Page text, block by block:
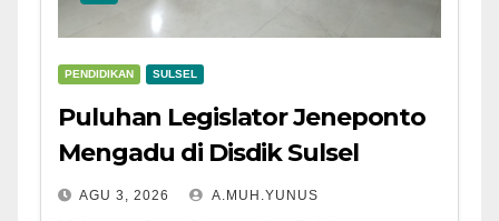
PENDIDIKAN SULSEL
Puluhan Legislator Jeneponto
Mengadu di Disdik Sulsel
AGU 3, 2026 A.MUH.YUNUS